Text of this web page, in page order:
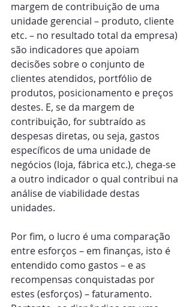
margem de contribuição de uma
unidade gerencial – produto, cliente
etc. – no resultado total da empresa)
são indicadores que apoiam
decisões sobre o conjunto de
clientes atendidos, portfólio de
produtos, posicionamento e preços
destes. E, se da margem de
contribuição, for subtraído as
despesas diretas, ou seja, gastos
específicos de uma unidade de
negócios (loja, fábrica etc.), chega-se
a outro indicador o qual contribui na
análise de viabilidade destas
unidades.
Por fim, o lucro é uma comparação
entre esforços – em finanças, isto é
entendido como gastos – e as
recompensas conquistadas por
estes (esforços) – faturamento.